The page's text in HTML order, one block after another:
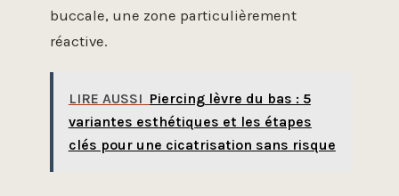
buccale, une zone particulièrement
réactive.
LIRE AUSSI Piercing lèvre du bas : 5
variantes esthétiques et les étapes
clés pour une cicatrisation sans risque